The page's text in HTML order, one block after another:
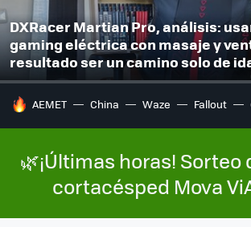
DXRacer Martian Pro, análisis:
gaming eléctrica con masaje y
resultado ser un camino solo de
HOY SE HABLA DE
AEMET China Waze Fallout
🌿¡Últimas horas! Sorteo
cortacésped Mova